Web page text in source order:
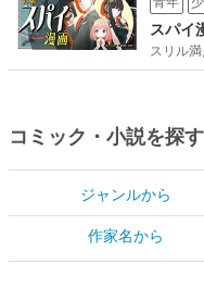
スパイ
スリル
コミック・小説を探す
ジャンルから
作家名から